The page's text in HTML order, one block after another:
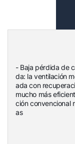
- Baja pérdida de
da: la ventilación
ada con
mucho más
ción convencional
as